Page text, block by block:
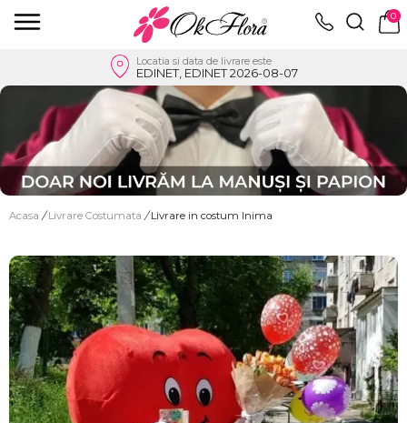
0
Locatia si data de livrare este
EDINET, EDINET 2026-08-07
Acasa / Livrare Costumata / Livrare in costum Inima